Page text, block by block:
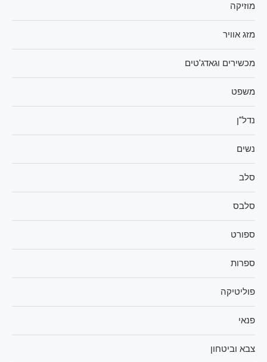
מוזיקה
מזג אוויר
מכשירים וגאדג'טים
משפט
נדל"ן
נשים
סלב
סלבס
ספורט
ספרות
פוליטיקה
פנאי
צבא וביטחון